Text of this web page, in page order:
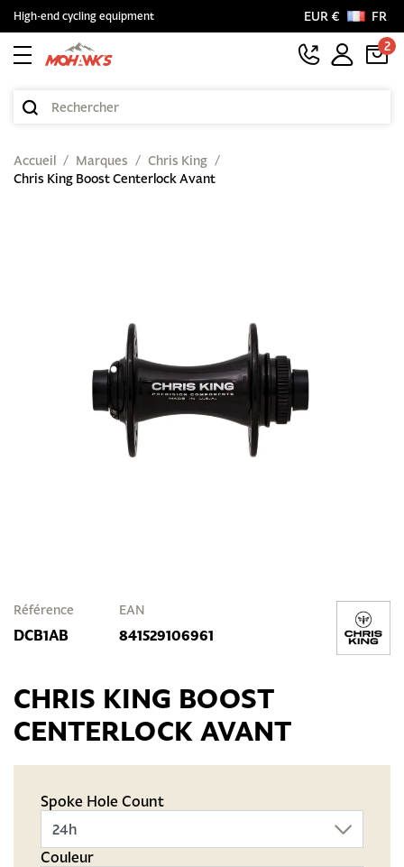
High-end cycling equipment EUR €
FR
2
Accueil Marques
Chris King
Chris King Boost Centerlock Avant
Référence
DCB1AB
EAN
841529106961
CHRIS KING BOOST
CENTERLOCK AVANT
Spoke Hole Count
Couleur